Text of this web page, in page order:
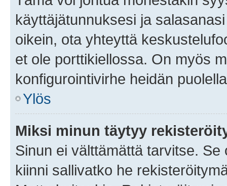
käyttäjätunnuksesi ja
oikein, ota yhteyttä
et ole porttikiellossa. On myös
konfigurointivirhe heidän
Ylös
Miksi minun täytyy
Sinun ei välttämättä tarvitse.
kiinni sallivatko he